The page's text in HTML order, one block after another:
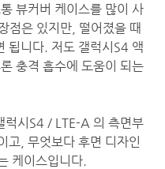
뷰커버 케이스를 많이 사
점은 있지만, 떨어졌을 때
됩니다. 저도 갤럭시S4 액
충격 흡수에 도움이 되는
럭시S4 / LTE-A 의 측면부
고, 무엇보다 후면 디자인
케이스입니다.